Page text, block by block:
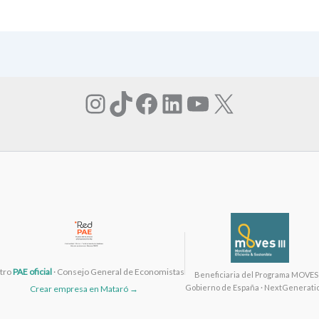
Instagram
TikTok
Facebook
LinkedIn
YouTube
X
PAE oficial· Consejo General de Economistas
Crear empresa en Mataró →
Beneficiaria del Programa MOVES
Gobierno de España ·